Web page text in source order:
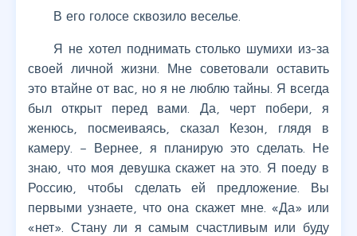
В его голосе сквозило веселье.
Я не хотел поднимать столько шумихи из-за
своей личной жизни. Мне советовали оставить
это втайне от вас, но я не люблю тайны. Я всегда
был открыт перед вами. Да, черт побери, я
женюсь, посмеиваясь, сказал Кезон, глядя в
камеру. – Вернее, я планирую это сделать. Не
знаю, что моя девушка скажет на это. Я поеду в
Россию, чтобы сделать ей предложение. Вы
первыми узнаете, что она скажет мне. «Да» или
«нет». Стану ли я самым счастливым или буду